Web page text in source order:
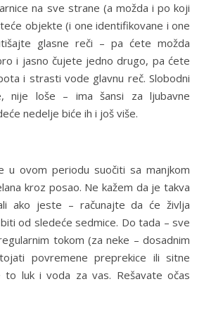
na sve strane (a možda i po koji
objekte (i one identifikovane i one
glasne reči – pa ćete možda
i jasno čujete jedno drugo, pa ćete
i strasti vode glavnu reč. Slobodni
nije loše – ima šansi za ljubavne
nedelje biće ih i još više.
u ovom periodu suočiti sa manjkom
kroz posao. Ne kažem da je takva
ako jeste – računajte da će življa
od sledeće sedmice. Do tada – sve
tokom (za neke – dosadnim
povremene preprekice ili sitne
luk i voda za vas. Rešavate očas